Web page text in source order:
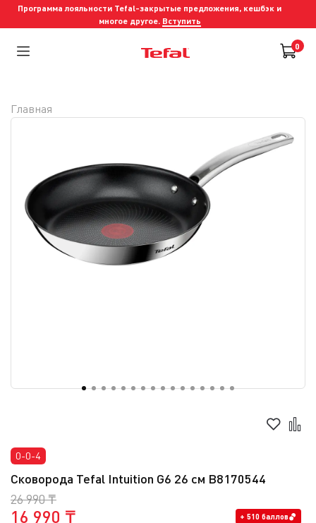
Программа лояльности Tefal-закрытые предложения, кешбэк и
многое другое. Вступить
0
0-0-4
Сковорода Tefal Intuition G6 26 см B8170544
26 990 ₸
16 990 ₸ + 510 баллов
Главная